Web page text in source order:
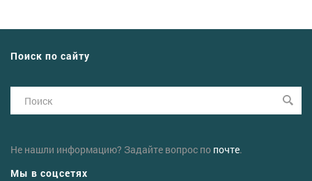
Поиск по сайту
Не нашли информацию? Задайте вопрос по почте.
Мы в соцсетях